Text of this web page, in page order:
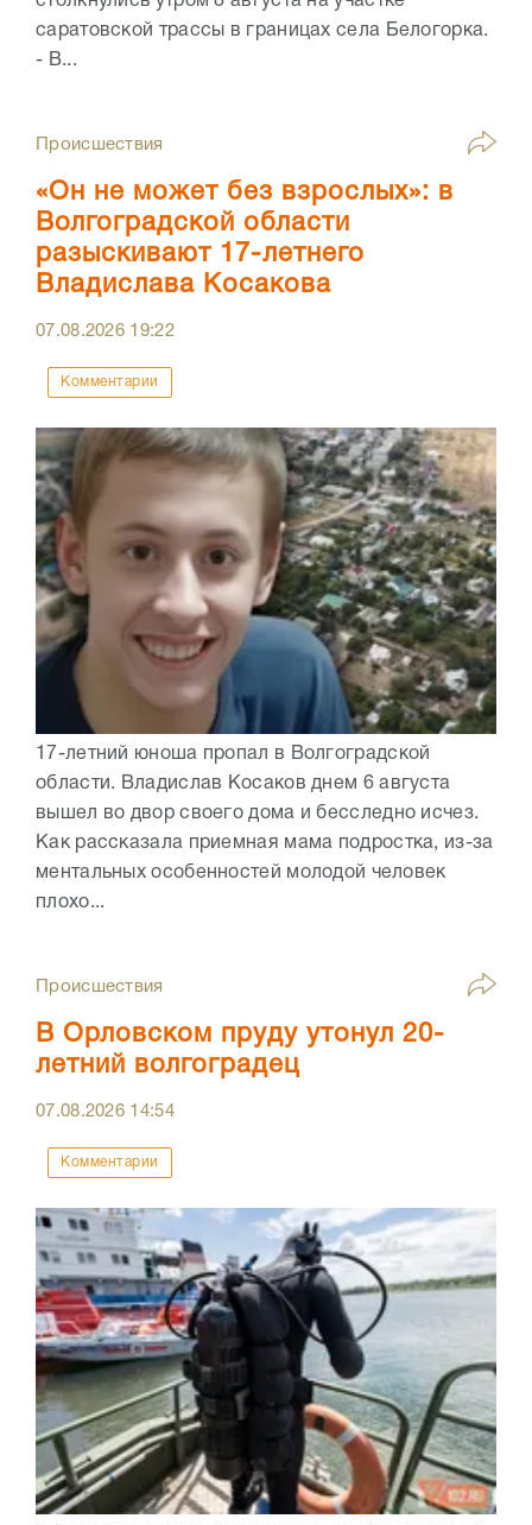
саратовской трассы в границах села Белогорка.
- В...
Происшествия
«Он не может без взрослых»: в
Волгоградской области
разыскивают 17-летнего
Владислава Косакова
07.08.2026 19:22
Комментарии
17-летний юноша пропал в Волгоградской
области. Владислав Косаков днем 6 августа
вышел во двор своего дома и бесследно исчез.
Как рассказала приемная мама подростка, из-за
ментальных особенностей молодой человек
плохо...
Происшествия
В Орловском пруду утонул 20-
летний волгоградец
07.08.2026 14:54
Комментарии